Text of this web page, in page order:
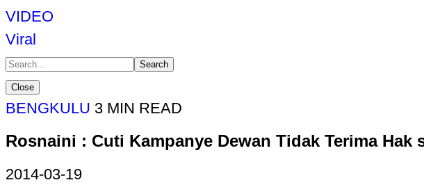
VIDEO
Viral
Search
Close
BENGKULU 3 MIN READ
Rosnaini : Cuti Kampanye Dewan Tidak Terima Hak
2014-03-19